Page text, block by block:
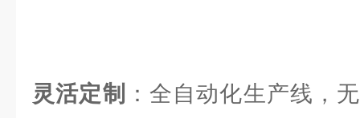
灵活定制
：全自动化生产线，